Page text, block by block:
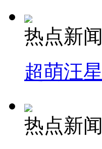
热点新闻
超萌汪
热点新闻